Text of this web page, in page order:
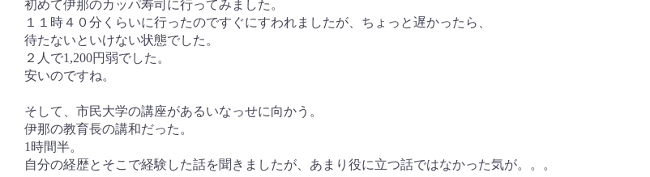
初めて伊那のカッパ寿司に行ってみました。
１１時４０分くらいに行ったのですぐにすわれましたが、ちょっと遅かったら、
待たないといけない状態でした。
２人で1,200円弱でした。
安いのですね。
そして、市民大学の講座があるいなっせに向かう。
伊那の教育長の講和だった。
1時間半。
自分の経歴とそこで経験した話を聞きましたが、あまり役に立つ話ではなかった気が。。。